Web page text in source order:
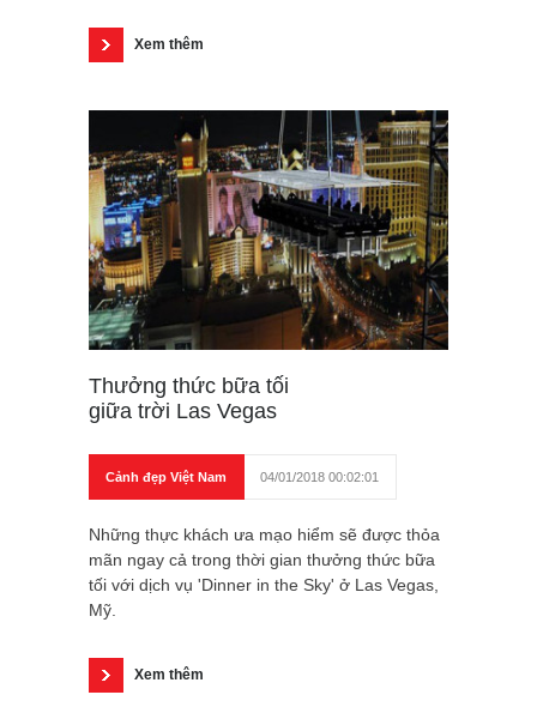
Xem thêm
Thưởng thức bữa tối
giữa trời Las Vegas
Cảnh đẹp Việt Nam 04/01/2018 00:02:01
Những thực khách ưa mạo hiểm sẽ được thỏa
mãn ngay cả trong thời gian thưởng thức bữa
tối với dịch vụ 'Dinner in the Sky' ở Las Vegas,
Mỹ.
Xem thêm